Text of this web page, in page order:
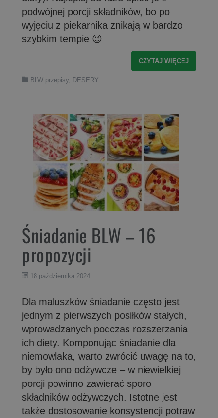
podwójnej porcji składników, bo po
wyjęciu z piekarnika znikają w bardzo
szybkim tempie 😉
CZYTAJ WIĘCEJ
BLW przepisy, DESERY
Śniadanie BLW – 16
propozycji
18 października 2024
Dla maluszków śniadanie często jest
jednym z pierwszych posiłków stałych,
wprowadzanych podczas rozszerzania
ich diety. Komponując śniadanie dla
niemowlaka, warto zwrócić uwagę na to,
by było ono odżywcze – w niewielkiej
porcji powinno zawierać sporo
składników odżywczych. Istotne jest
także dostosowanie konsystencji potraw